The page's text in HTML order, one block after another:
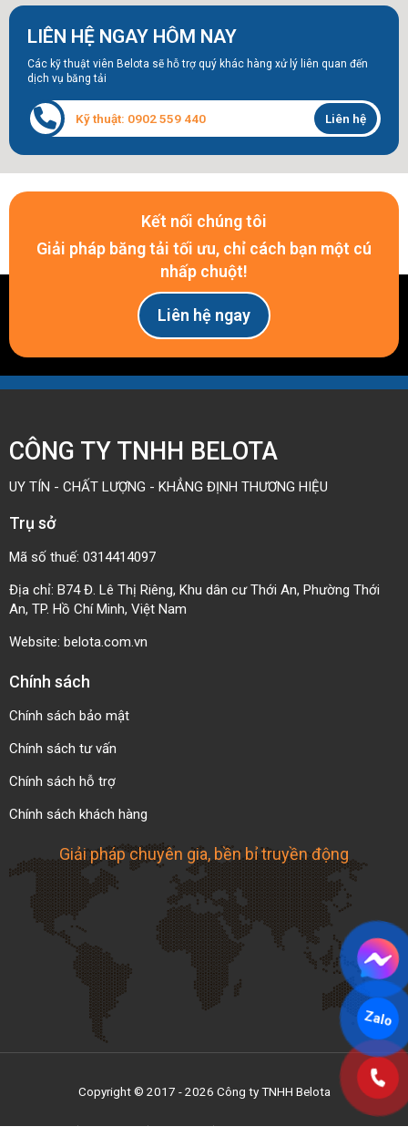
LIÊN HỆ NGAY HÔM NAY
Các kỹ thuật viên Belota sẽ hỗ trợ quý khác hàng xử lý liên quan đến
dịch vụ băng tải
Kỹ thuật: 0902 559 440 Liên hệ
Kết nối chúng tôi
Giải pháp băng tải tối ưu, chỉ cách bạn một cú
nhấp chuột!
Liên hệ ngay
CÔNG TY TNHH BELOTA
UY TÍN - CHẤT LƯỢNG - KHẲNG ĐỊNH THƯƠNG HIỆU
Trụ sở
Mã số thuế: 0314414097
Địa chỉ: B74 Đ. Lê Thị Riêng, Khu dân cư Thới An, Phường Thới
An, TP. Hồ Chí Minh, Việt Nam
Website: belota.com.vn
Chính sách
Chính sách bảo mật
Chính sách tư vấn
Chính sách hỗ trợ
Chính sách khách hàng
Giải pháp chuyên gia, bền bỉ truyền động
Copyright © 2017 - 2026 Công ty TNHH Belota
Zalo